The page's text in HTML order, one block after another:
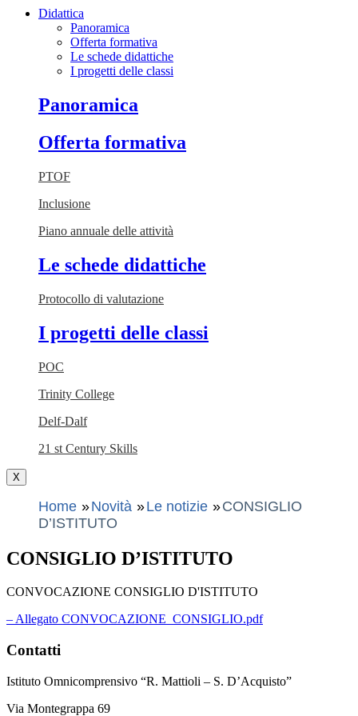
Didattica
Panoramica
Offerta formativa
Le schede didattiche
I progetti delle classi
Panoramica
Offerta formativa
PTOF
Inclusione
Piano annuale delle attività
Le schede didattiche
Protocollo di valutazione
I progetti delle classi
POC
Trinity College
Delf-Dalf
21 st Century Skills
X
Home Novità Le notizie
CONSIGLIO
D’ISTITUTO
CONSIGLIO D’ISTITUTO
CONVOCAZIONE CONSIGLIO D'ISTITUTO
– Allegato CONVOCAZIONE_CONSIGLIO.pdf
Contatti
Istituto Omnicomprensivo “R. Mattioli – S. D’Acquisto”
Via Montegrappa 69